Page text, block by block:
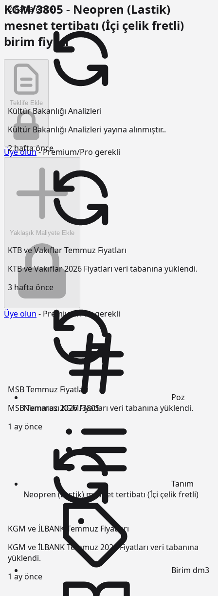
2 hafta önce
Kültür Bakanlığı Analizleri
Kültür Bakanlığı Analizleri yayına alınmıştır..
2 hafta önce
KTB ve Vakıflar Temmuz Fiyatları
KTB ve Vakıflar 2026 Fiyatları veri tabanına yüklendi.
3 hafta önce
MSB Temmuz Fiyatları
MSB Temmuz 2026 Fiyatları veri tabanına yüklendi.
1 ay önce
KGM ve İLBANK Temmuz Fiyatları
KGM ve İLBANK Temmuz 2026 Fiyatları veri tabanına
yüklendi.
1 ay önce
KGM/3805 - Neopren (Lastik)
mesnet tertibatı (İçi çelik fretli)
birim fiyatı
Teklife Ekle
Üye olun- Premium/Pro gerekli
Yaklaşık Maliyete Ekle
Üye olun - Premium/Pro gerekli
Poz
Numarası KGM/3805
Tanım
Neopren (Lastik) mesnet tertibatı (İçi çelik fretli)
Birim dm3